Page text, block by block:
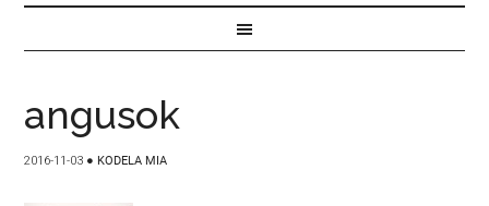
angusok
2016-11-03 ● KODELA MIA